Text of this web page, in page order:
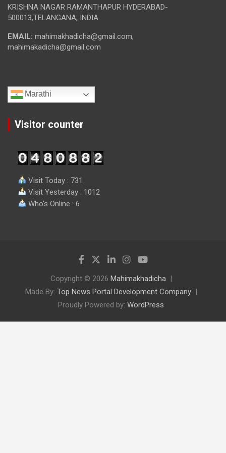
KRISHNA NAGAR RAMANTHAPUR HYDERABAD-
500013,TELANGANA, INDIA.
EMAIL: mahimakhadicha@gmail.com,
mahimakadicha@gmail.com
Marathi
Visitor counter
Visit Today : 731
Visit Yesterday : 1012
Who's Online : 6
Copyright © 2026 Mahimakhadicha
Made By: Top News Portal Development Company
Proudly Powered by: WordPress